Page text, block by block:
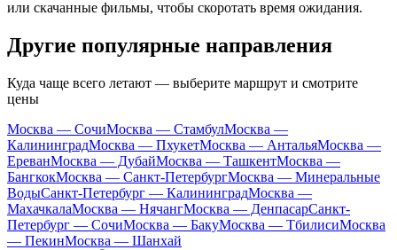
или скачанные фильмы, чтобы скоротать время ожидания.
Другие популярные направления
Куда чаще всего летают — выберите маршрут и смотрите
цены
Москва — СочиМосква — СтамбулМосква —
КалининградМосква — ПхукетМосква — АнтальяМосква —
ЕреванМосква — ДубайМосква — ТашкентМосква —
БангкокМосква — Санкт-ПетербургМосква — Минеральные
ВодыСанкт-Петербург — КалининградМосква —
МахачкалаМосква — НячангМосква — ДенпасарСанкт-
Петербург — СочиМосква — БакуМосква — ТбилисиМосква
— ПекинМосква — Шанхай